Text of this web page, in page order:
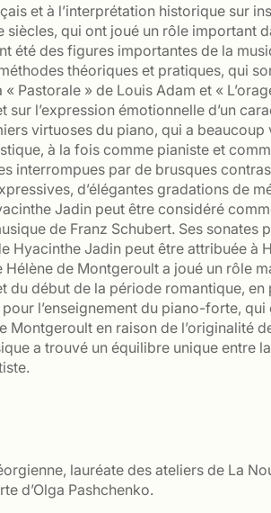
et à l’interprétation historique sur
siècles, qui ont joué un rôle important
été des figures importantes de la
théoriques et pratiques, qui
« Pastorale » de Louis Adam et «
l’expression émotionnelle d’un
virtuoses du piano, qui a
à la fois comme pianiste et
interrompues par de brusques
d’élégantes gradations de
Jadin peut être considéré
de Franz Schubert. Ses sonates
Hyacinthe Jadin peut être attribuée à
de Montgeroult a joué un rôle
du début de la période romantique,
l’enseignement du piano-forte,
Montgeroult en raison de l’originalité
a trouvé un équilibre unique
lauréate des ateliers de La
d’Olga Pashchenko.